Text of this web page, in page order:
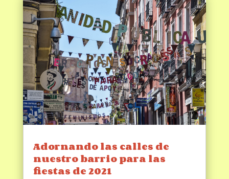
Adornando las calles de
nuestro barrio para las
fiestas de 2021